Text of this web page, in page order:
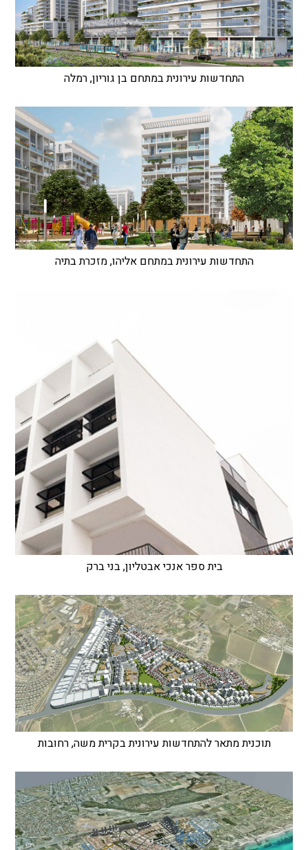
התחדשות עירונית במתחם בן גוריון, רמלה
התחדשות עירונית במתחם אליהו, מזכרת בתיה
בית ספר אנכי אבטליון, בני ברק
תוכנית מתאר להתחדשות עירונית בקרית משה, רחובות